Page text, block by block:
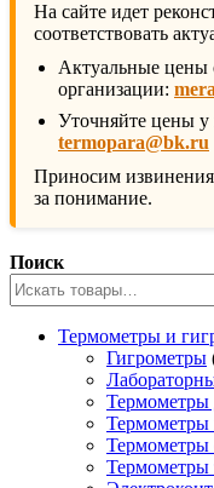
На сайте идет
соответствовать
Актуальные цены
организации:
Уточняйте цены у
termopara@bk.ru
Приносим
за понимание.
Поиск
Термометры и
Гигрометры
Термометры
Термометры
Термометры
Термометры